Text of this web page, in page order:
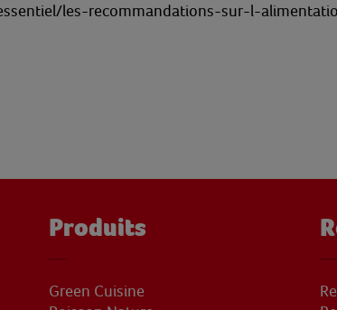
les-recommandations-sur-l-
Produits
Green Cuisine